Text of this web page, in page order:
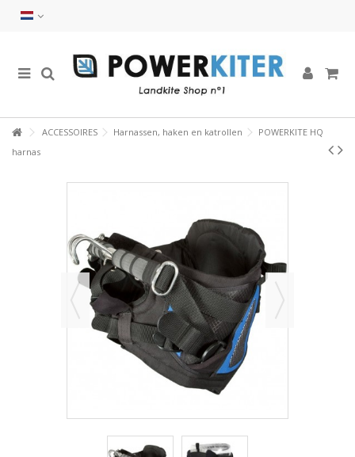
ACCESSOIRES Harnassen, haken en katrollen
POWERKITE HQ
harnas